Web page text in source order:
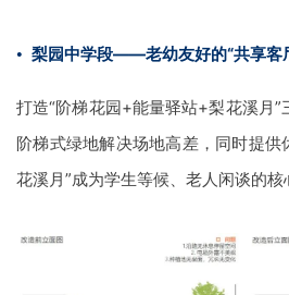
• 梨园中学段——老幼友好的“共享客
打造“阶梯花园+能量驿站+梨花溪月”
阶梯式绿地解决场地高差，同时提供
花溪月”成为学生等候、老人闲谈的核